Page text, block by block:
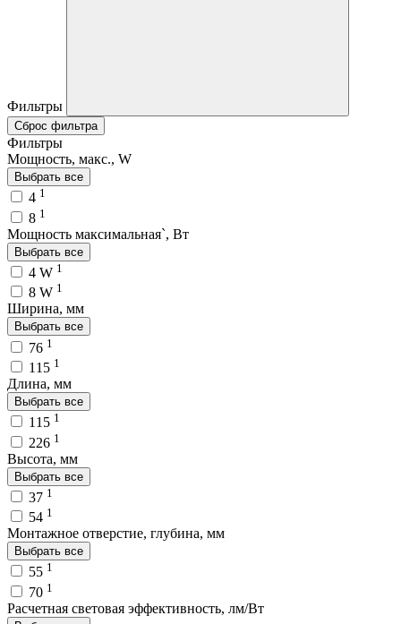
Фильтры
Сброс фильтра
Фильтры
Мощность, макс., W
Выбрать все
4 1
8 1
Мощность максимальная`, Вт
Выбрать все
4 W 1
8 W 1
Ширина, мм
Выбрать все
76 1
115 1
Длина, мм
Выбрать все
115 1
226 1
Высота, мм
Выбрать все
37 1
54 1
Монтажное отверстие, глубина, мм
Выбрать все
55 1
70 1
Расчетная световая эффективность, лм/Вт